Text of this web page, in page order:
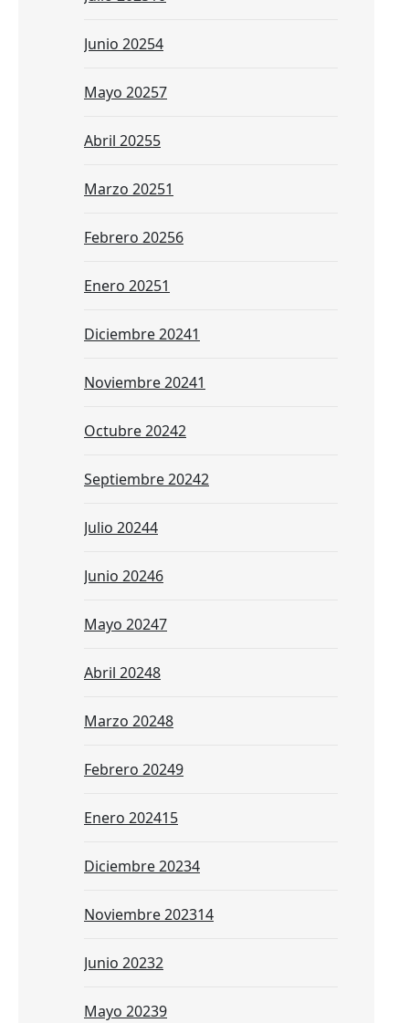
Junio 20254
Mayo 20257
Abril 20255
Marzo 20251
Febrero 20256
Enero 20251
Diciembre 20241
Noviembre 20241
Octubre 20242
Septiembre 20242
Julio 20244
Junio 20246
Mayo 20247
Abril 20248
Marzo 20248
Febrero 20249
Enero 202415
Diciembre 20234
Noviembre 202314
Junio 20232
Mayo 20239